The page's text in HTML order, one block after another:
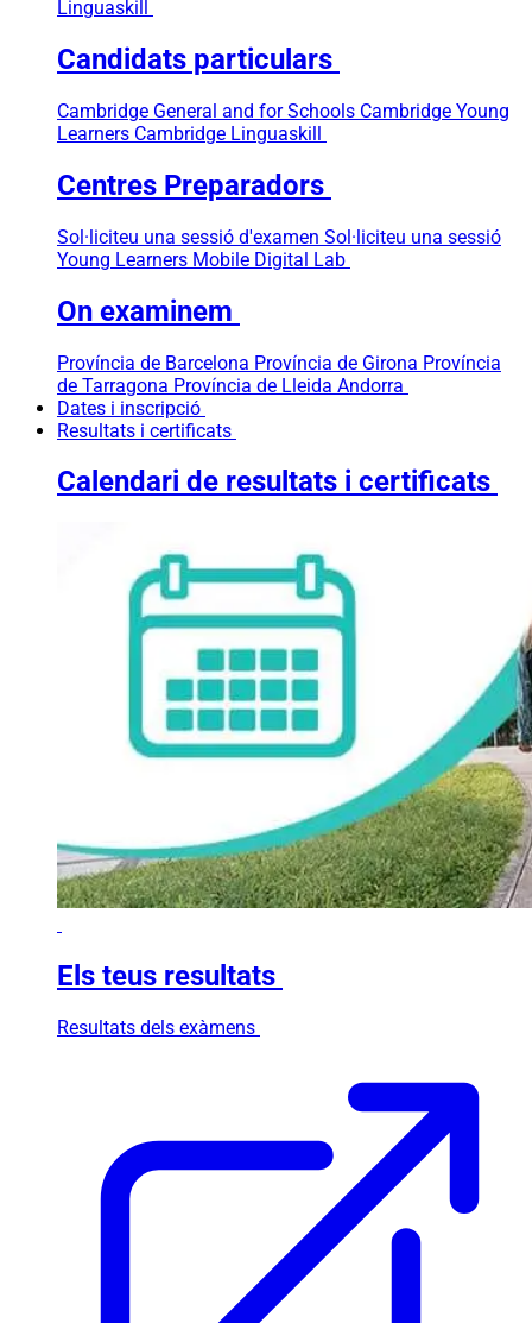
Linguaskill
Candidats particulars
Cambridge General and for Schools Cambridge Young
Learners Cambridge Linguaskill
Centres Preparadors
Sol·liciteu una sessió d'examen Sol·liciteu una sessió
Young Learners Mobile Digital Lab
On examinem
Província de Barcelona Província de Girona Província
de Tarragona Província de Lleida Andorra
Dates i inscripció
Resultats i certificats
Calendari de resultats i certificats
Els teus resultats
Resultats dels exàmens